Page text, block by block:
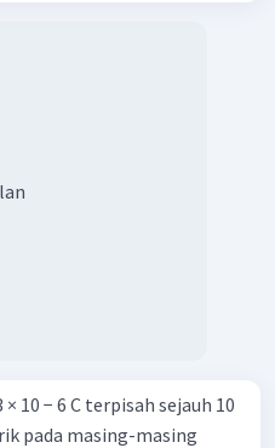
× 10 − 6 C terpisah sejauh 10
pada masing-masing